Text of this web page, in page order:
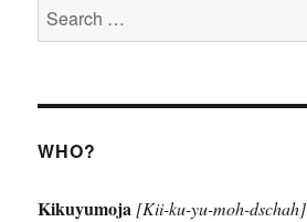
Search
for:
WHO?
Kikuyumoja [Kii-ku-yu-moh-dschah]